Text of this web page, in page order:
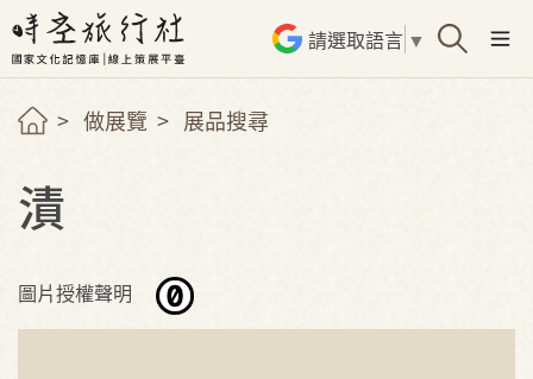
請選取語言 ▼
做展覽 展品搜尋
漬
圖片授權聲明